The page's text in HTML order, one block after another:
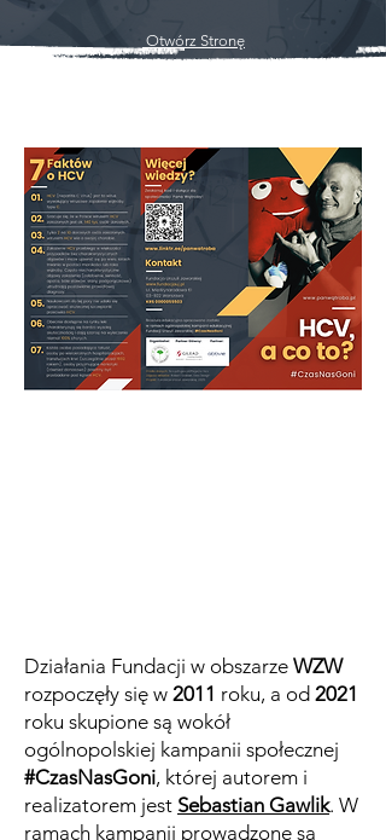
Otwórz Stronę
Działania Fundacji w obszarze WZW
rozpoczęły się w 2011 roku, a od 2021
roku skupione są wokół
ogólnopolskiej kampanii społecznej
#CzasNasGoni, której autorem i
realizatorem jest Sebastian Gawlik. W
ramach kampanii prowadzone są